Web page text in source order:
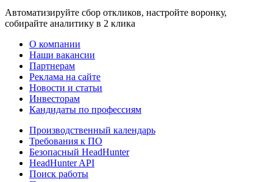
Автоматизируйте сбор откликов, настройте воронку,
собирайте аналитику в 2 клика
О компании
Наши вакансии
Партнерам
Реклама на сайте
Новости и статьи
Инвесторам
Кандидаты по профессиям
Производственный календарь
Требования к ПО
Безопасный HeadHunter
HeadHunter API
Поиск работы